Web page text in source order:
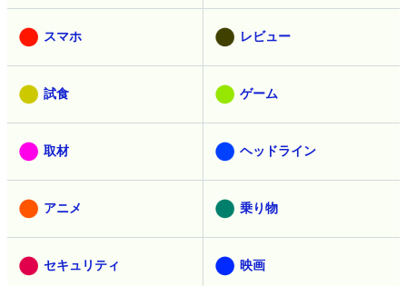
スマホ レビュー
試食 ゲーム
取材 ヘッドライン
アニメ 乗り物
セキュリティ 映画